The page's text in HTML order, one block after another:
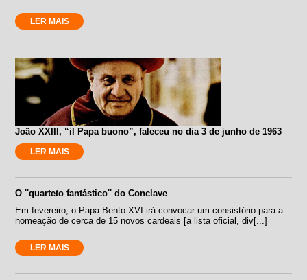
LER MAIS
João XXIII, “il Papa buono”, faleceu no dia 3 de junho de 1963
LER MAIS
O ''quarteto fantástico'' do Conclave
Em fevereiro, o Papa Bento XVI irá convocar um consistório para a
nomeação de cerca de 15 novos cardeais [a lista oficial, div[...]
LER MAIS